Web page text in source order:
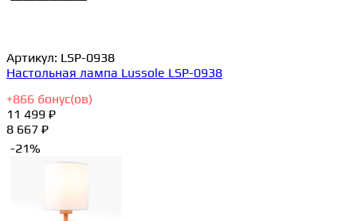
Артикул: LSP-0938
Настольная лампа Lussole LSP-0938
+866 бонус(ов)
11 499 ₽
8 667 ₽
-21%